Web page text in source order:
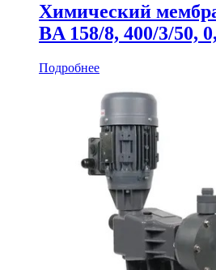
Химический
BA 158/8, 400/3/50,
Подробнее